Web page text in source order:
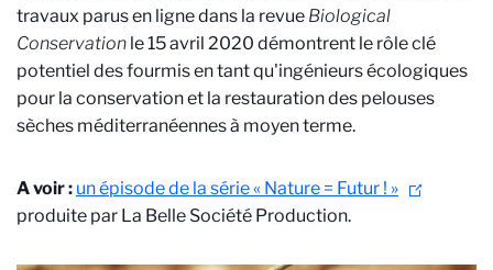
travaux parus en ligne dans la revue Biological
Conservation le 15 avril 2020 démontrent le rôle clé
potentiel des fourmis en tant qu'ingénieurs écologiques
pour la conservation et la restauration des pelouses
sèches méditerranéennes à moyen terme.
A voir : un épisode de la série « Nature = Futur ! »
produite par La Belle Société Production.